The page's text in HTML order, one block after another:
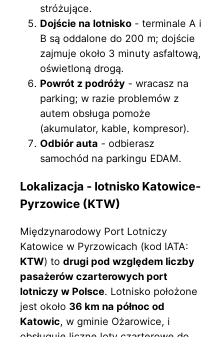
stróżujące.
Dojście na lotnisko - terminale A i
B są oddalone do 200 m; dojście
zajmuje około 3 minuty asfaltową,
oświetloną drogą.
Powrót z podróży - wracasz na
parking; w razie problemów z
autem obsługa pomoże
(akumulator, kable, kompresor).
Odbiór auta - odbierasz
samochód na parkingu EDAM.
Lokalizacja - lotnisko Katowice-
Pyrzowice (KTW)
Międzynarodowy Port Lotniczy
Katowice w Pyrzowicach (kod IATA:
KTW) to drugi pod względem liczby
pasażerów czarterowych port
lotniczy w Polsce. Lotnisko położone
jest około 36 km na północ od
Katowic, w gminie Ożarowice, i